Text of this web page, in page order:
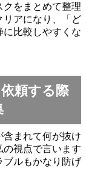
をまとめて整理
リアになり、「ど
比較しやすくな
頼する際
まれて何が抜け
視点で言います
ブルもかなり防げ